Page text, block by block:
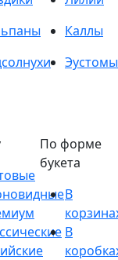
Каллы
Эустомы
По форме
букета
В
В